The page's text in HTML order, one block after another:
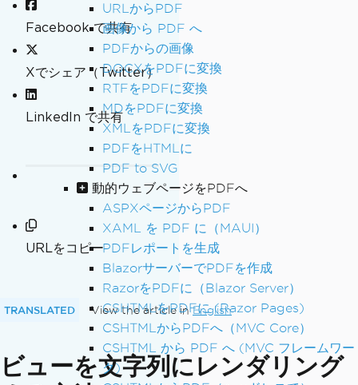
URLからPDF
画像から PDF へ
PDFからの画像
DOCXをPDFに変換
RTFをPDFに変換
MDをPDFに変換
XMLをPDFに変換
PDFをHTMLに
PDF to SVG
動的ウェブページをPDFへ
ASPXページからPDF
XAML を PDF に（MAUI）
PDFレポートを生成
BlazorサーバーでPDFを作成
RazorをPDFに（Blazor Server）
CSHTMLをPDFに (Razor Pages)
CSHTMLからPDFへ（MVC Core）
CSHTML から PDF へ (MVC フレームワー
ク)
Facebook で共有
Xでシェア（Twitter）
LinkedIn で共有
URLをコピー
TRANSLATED View the article inEnglish
ビューを文字列にレンダリング